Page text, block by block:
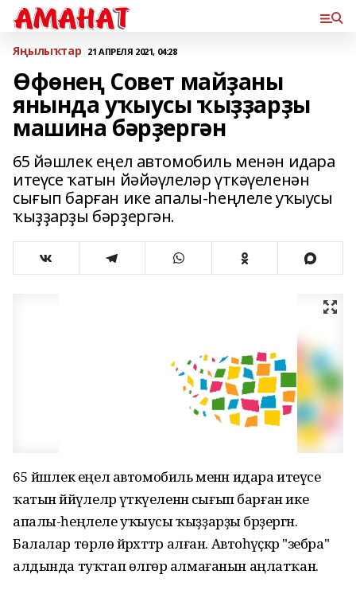
Яңылыҡтар 21 АПРЕЛЯ 2021, 04:28
Өфөнең Совет майҙаны
янында уҡыусы ҡыҙҙарҙы
машина бәрҙергән
65 йәшлек еңел автомобиль менән идара
итеүсе ҡатын йәйәүлеләр үткәүеленән
сығып барған ике апалы-һеңлеле уҡыусы
ҡыҙҙарҙы бәрҙергән.
65 йәшлек еңел автомобиль менән идара итеүсе
ҡатын йәйәүлеләр үткәүеленән сығып барған ике
апалы-һеңлеле уҡыусы ҡыҙҙарҙы бәрҙергән.
Балалар төрлө йәрәхәттәр алған. Автоһәүәҫкәр "зебра"
алдында туҡтап өлгөрә алмағанын аңлатҡан.